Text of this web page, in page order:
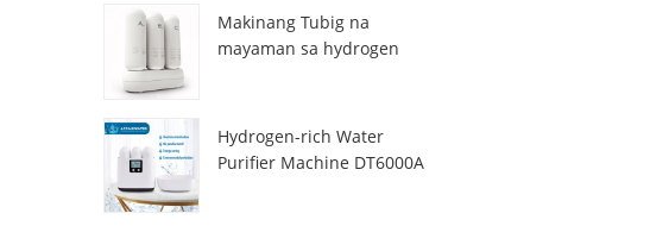
ZL9510W
Makinang Tubig na
mayaman sa hydrogen
Hydrogen-rich Water
Purifier Machine DT6000A